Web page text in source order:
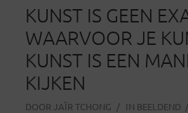
KUNST IS GEEN
WAARVOOR JE
KUNST IS EEN
KIJKEN
DOOR JAÏR TCHONG IN BEELDEND